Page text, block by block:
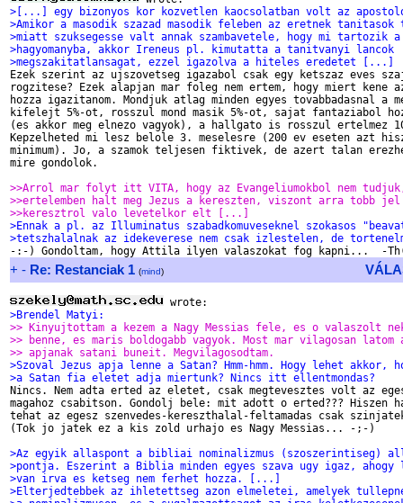
>[...] egy bizonyos kor kozvetlen kaocsolatban volt az
>Amikor a masodik szazad masodik feleben az eretnek tanitasok
>miatt szuksegesse valt annak szambavetele, hogy mi tartozik
>hagyomanyba, akkor Ireneus pl. kimutatta a tanitvanyi lancok
>megszakitatlansagat, ezzel igazolva a hiteles eredetet [...]
Ezek szerint az ujszovetseg igazabol csak egy ketszaz eves
rogzitese? Ezek alapjan mar foleg nem ertem, hogy miert kene
hozza igazitanom. Mondjuk atlag minden egyes tovabbadasnal a
kifelejt 5%-ot, rosszul mond masik 5%-ot, sajat fantaziabol
(es akkor meg elnezo vagyok), a hallgato is rosszul ertelmez
Kepzelheted mi lesz belole 3. meselesre (200 ev eseten azt
minimum). Jo, a szamok teljesen fiktivek, de azert talan
mire gondolok.
>>Arrol mar folyt itt VITA, hogy az Evangeliumokbol nem
>>ertelemben halt meg Jezus a kereszten, viszont arra tobb
>>keresztrol valo levetelkor elt [...]
>Ennak a pl. az Illuminatus szabadkomuveseknel szokasos
>tetszhalalnak az idekeverese nem csak izlestelen, de
+ - Re: Restanciak 1 (mind)
>Brendel Matyi:
>> Kinyujtottam a kezem a Nagy Messias fele, es o valaszolt
>> benne, es maris boldogabb vagyok. Most mar vilagosan latom
>> apjanak satani buneit. Megvilagosodtam.
>Szoval Jezus apja lenne a Satan? Hmm-hmm. Hogy lehet akkor,
>a Satan fia eletet adja miertunk? Nincs itt ellentmondas?
Nincs. Nem adta erted az eletet, csak megtevesztes volt az
magahoz csabitson. Gondolj bele: mit adott o erted??? Hiszen
tehat az egesz szenvedes-kereszthalal-feltamadas csak
(Tok jo jatek ez a kis zold urhajo es Nagy Messias... -;-)
>Az egyik allaspont a bibliai nominalizmus (szoszerintiseg)
>pontja. Eszerint a Biblia minden egyes szava ugy igaz, ahogy
>van irva es ketseg nem ferhet hozza. [...]
>Elterjedtebbek az ihletettseg azon elmeletei, amelyek